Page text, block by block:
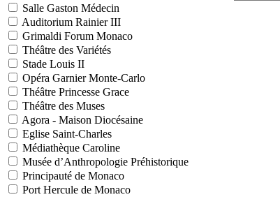
Salle Gaston Médecin
Auditorium Rainier III
Grimaldi Forum Monaco
Théâtre des Variétés
Stade Louis II
Opéra Garnier Monte-Carlo
Théâtre Princesse Grace
Théâtre des Muses
Agora - Maison Diocésaine
Eglise Saint-Charles
Médiathèque Caroline
Musée d’Anthropologie Préhistorique
Principauté de Monaco
Port Hercule de Monaco